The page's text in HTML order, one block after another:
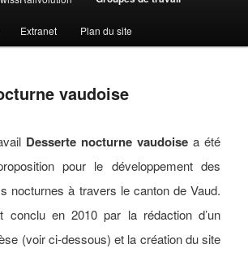
Extranet Plan du site
vaudoise
Desserte nocturne vaudoisea été
pour le développement des
nocturnes à travers le canton de Vaud.
conclu en 2010 par la rédaction d’un
(voir ci-dessous) et la création du site